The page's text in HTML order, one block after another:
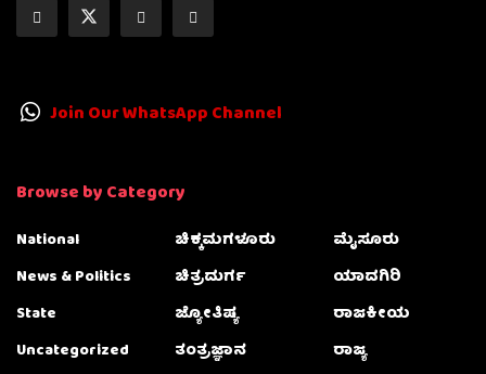
Join Our WhatsApp Channel
Browse by Category
National
News & Politics
State
Uncategorized
ಚಿಕ್ಕಮಗಳೂರು
ಚಿತ್ರದುರ್ಗ
ಜ್ಯೋತಿಷ್ಯ
ತಂತ್ರಜ್ಞಾನ
ಮೈಸೂರು
ಯಾದಗಿರಿ
ರಾಜಕೀಯ
ರಾಜ್ಯ